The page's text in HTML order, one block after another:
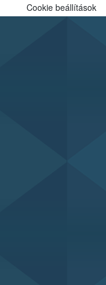
Cookie beállítások